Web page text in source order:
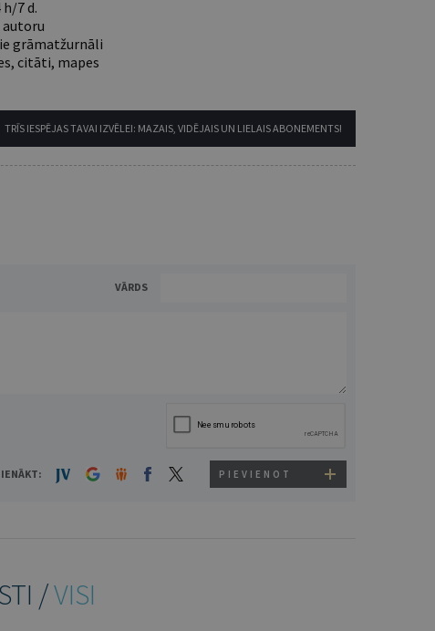
7 d.
autoru
grāmatžurnāli
citāti, mapes
TRĪS IESPĒJAS TAVAI IZVĒLEI: MAZAIS, VIDĒJAIS UN LIELAIS ABONEMENTS!
VĀRDS
IENĀKT: PIEVIENOT
/VISI